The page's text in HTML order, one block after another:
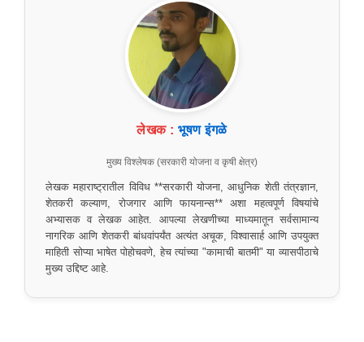
लेखक : भूषण इंगळे
मुख्य विश्लेषक (सरकारी योजना व कृषी क्षेत्र)
लेखक महाराष्ट्रातील विविध **सरकारी योजना, आधुनिक शेती तंत्रज्ञान,
शेतकरी कल्याण, रोजगार आणि फायनान्स** अशा महत्वपूर्ण विषयांचे
अभ्यासक व लेखक आहेत. आपल्या लेखणीच्या माध्यमातून सर्वसामान्य
नागरिक आणि शेतकरी बांधवांपर्यंत अत्यंत अचूक, विश्वासार्ह आणि उपयुक्त
माहिती सोप्या भाषेत पोहोचवणे, हेच त्यांच्या "कामाची बातमी" या व्यासपीठाचे
मुख्य उद्दिष्ट आहे.